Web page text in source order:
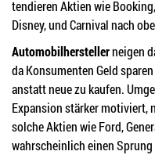
tendieren Aktien wie
Disney, und Carnival nach
Automobilherstellerneigen
da Konsumenten Geld
anstatt neue zu kaufen.
Expansion stärker motiviert,
solche Aktien wie Ford,
wahrscheinlich einen Sprung